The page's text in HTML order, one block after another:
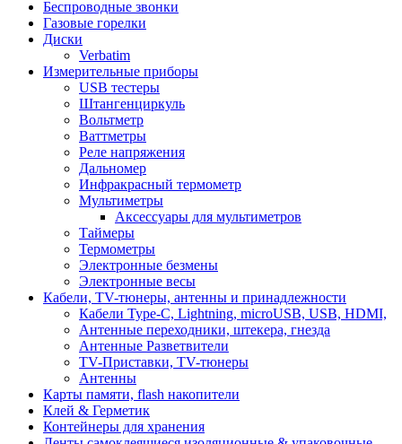
Беспроводные звонки
Газовые горелки
Диски
Verbatim
Измерительные приборы
USB тестеры
Штангенциркуль
Вольтметр
Ваттметры
Реле напряжения
Дальномер
Инфракрасный термометр
Мультиметры
Аксессуары для мультиметров
Таймеры
Термометры
Электронные безмены
Электронные весы
Кабели, TV-тюнеры, антенны и принадлежности
Кабели Type-C, Lightning, microUSB, USB, HDMI,
Антенные переходники, штекера, гнезда
Антенные Разветвители
TV-Приставки, TV-тюнеры
Антенны
Карты памяти, flash накопители
Клей & Герметик
Контейнеры для хранения